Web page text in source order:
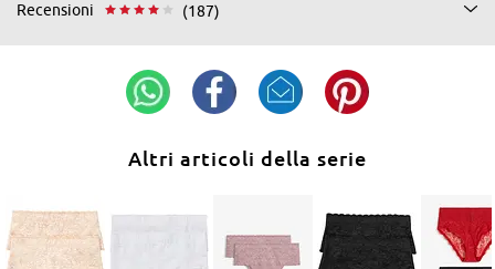
Recensioni (187)
Altri articoli della serie